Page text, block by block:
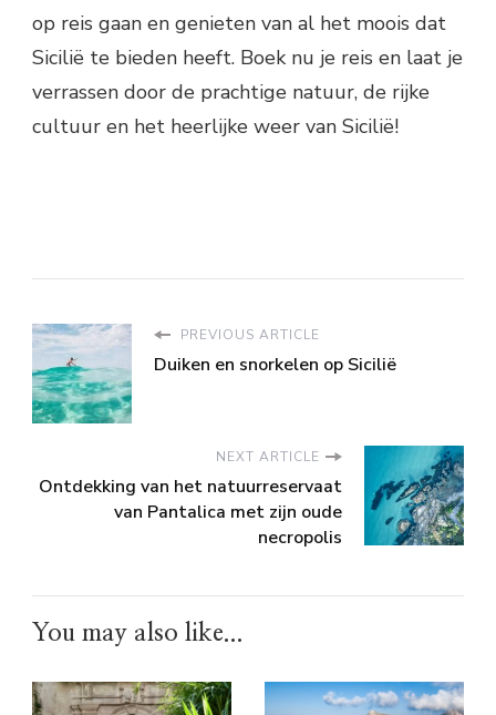
op reis gaan en genieten van al het moois dat
Sicilië te bieden heeft. Boek nu je reis en laat je
verrassen door de prachtige natuur, de rijke
cultuur en het heerlijke weer van Sicilië!
PREVIOUS ARTICLE
Duiken en snorkelen op Sicilië
NEXT ARTICLE
Ontdekking van het natuurreservaat
van Pantalica met zijn oude
necropolis
You may also like...